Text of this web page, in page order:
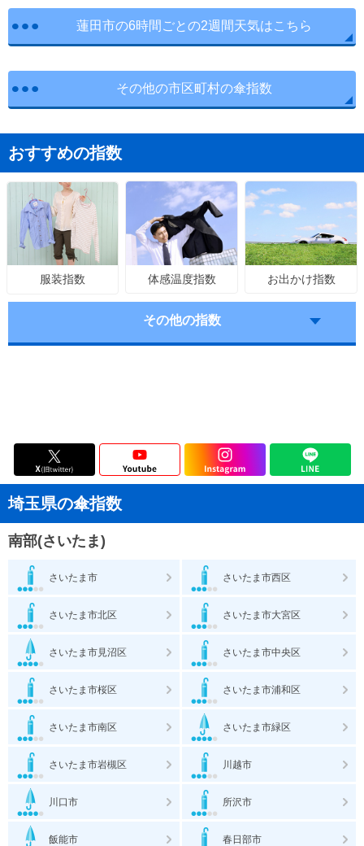
蓮田市の6時間ごとの2週間天気はこちら
その他の市区町村の傘指数
おすすめの指数
服装指数 体感温度指数 お出かけ指数
その他の指数
埼玉県の傘指数
南部(さいたま)
さいたま市 さいたま市西区
さいたま市北区 さいたま市大宮区
さいたま市見沼区 さいたま市中央区
さいたま市桜区 さいたま市浦和区
さいたま市南区 さいたま市緑区
さいたま市岩槻区 川越市
川口市 所沢市
飯能市 春日部市